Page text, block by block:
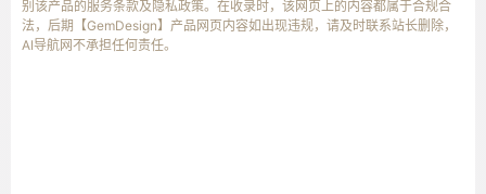
别该产品的服务条款及隐私政策。在收录时，该网页上的内容都属于合规合
法，后期【GemDesign】产品网页内容如出现违规，请及时联系站长删除，
AI导航网不承担任何责任。